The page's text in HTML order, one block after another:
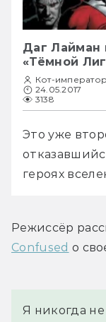
Даг Лайман
«Тёмной
Кот-император
24.05.2017
3138
Это уже
героях
Режиссёр
Confused о
Я никогда